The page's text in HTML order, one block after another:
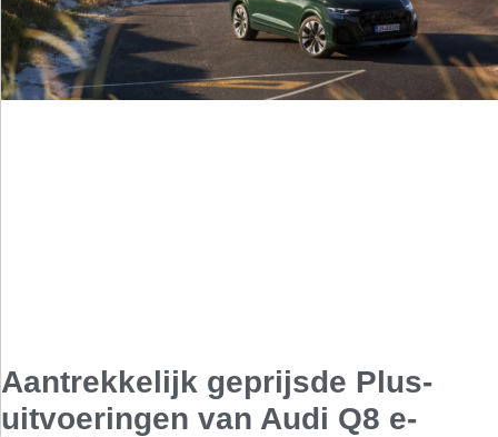
Aantrekkelijk geprijsde Plus-
uitvoeringen van Audi Q8 e-